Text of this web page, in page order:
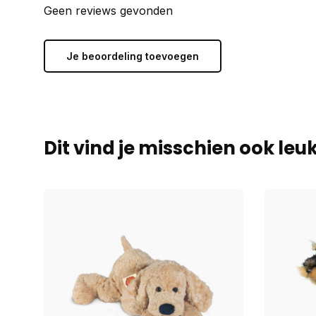
Geen reviews gevonden
Je beoordeling toevoegen
Dit vind je misschien ook